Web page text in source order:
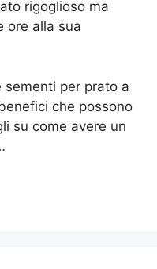
rigoglioso ma
ore alla sua
sementi per prato a
che possono
su come avere un